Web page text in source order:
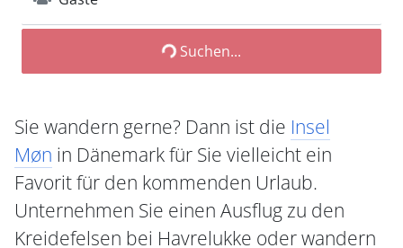
Suchen...
Sie wandern gerne? Dann ist die Insel
Møn in Dänemark für Sie vielleicht ein
Favorit für den kommenden Urlaub.
Unternehmen Sie einen Ausflug zu den
Kreidefelsen bei Havrelukke oder wandern